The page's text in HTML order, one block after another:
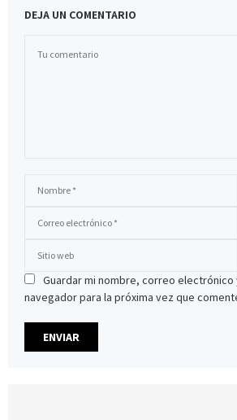
DEJA UN COMENTARIO
Guardar mi nombre, correo
navegador para la próxima vez que